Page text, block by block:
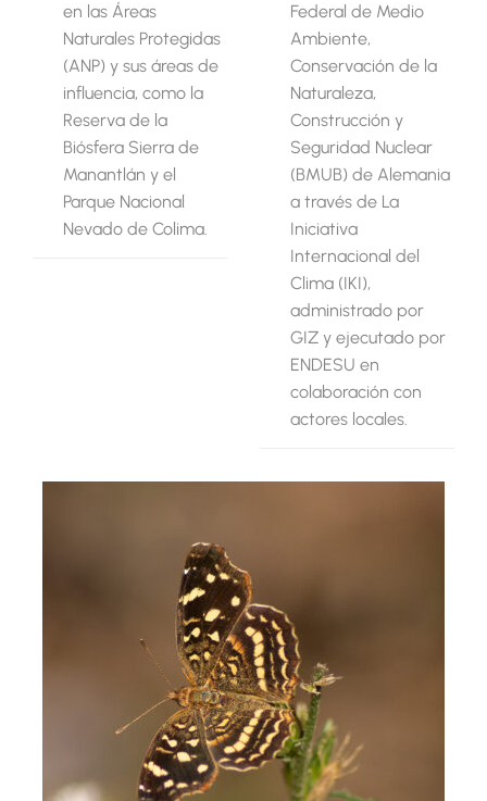
en las Áreas
Naturales Protegidas
(ANP) y sus áreas de
influencia, como la
Reserva de la
Biósfera Sierra de
Manantlán y el
Parque Nacional
Nevado de Colima.
Federal de Medio
Ambiente,
Conservación de la
Naturaleza,
Construcción y
Seguridad Nuclear
(BMUB) de Alemania
a través de La
Iniciativa
Internacional del
Clima (IKI),
administrado por
GIZ y ejecutado por
ENDESU en
colaboración con
actores locales.